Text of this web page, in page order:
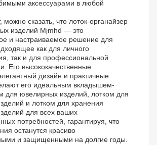
аксессуарами в любой
можно сказать, что лоток-органайзер
изделий Mjmhd — это
и настраиваемое решение для
как для личного
так и для профессиональной
Его высококачественные
дизайн и практичные
его идеальным вкладышем-
для ювелирных изделий, лотком для
и лотком для хранения
для всех ваших
потребностей, гарантируя, что
останутся красиво
и защищенными на долгие годы.